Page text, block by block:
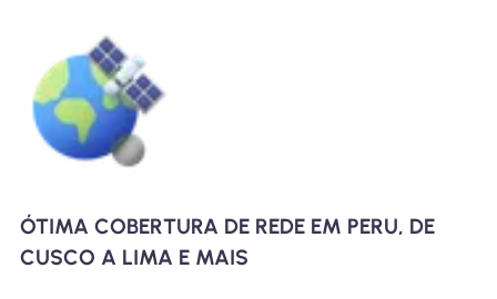
ÓTIMA COBERTURA DE REDE EM PERU, DE
CUSCO A LIMA E MAIS